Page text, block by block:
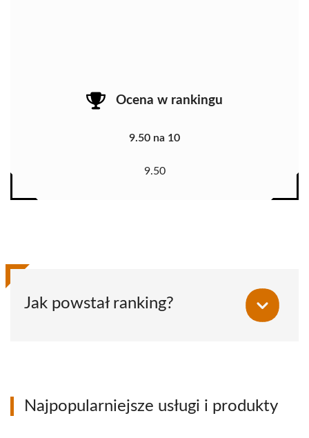
Ocena w rankingu
9.50 na 10
9.50
Jak powstał ranking?
Najpopularniejsze usługi i produkty